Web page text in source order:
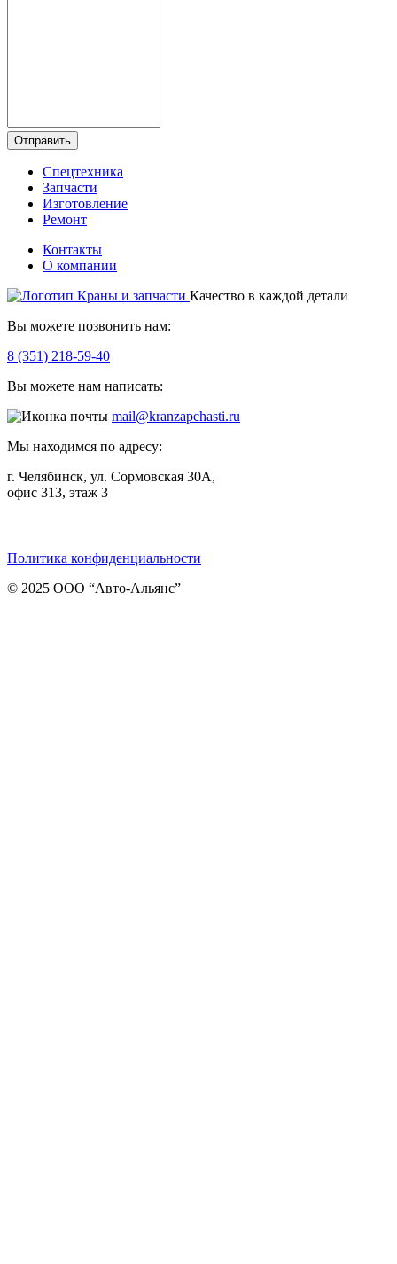
Отправить
Спецтехника
Запчасти
Изготовление
Ремонт
Контакты
О компании
Качество в каждой детали
Вы можете позвонить нам:
8 (351) 218-59-40
Вы можете нам написать:
mail@kranzapchasti.ru
Мы находимся по адресу:
г. Челябинск, ул. Сормовская 30А,
офис 313, этаж 3
Политика конфиденциальности
© 2025 ООО “Авто-Альянс”